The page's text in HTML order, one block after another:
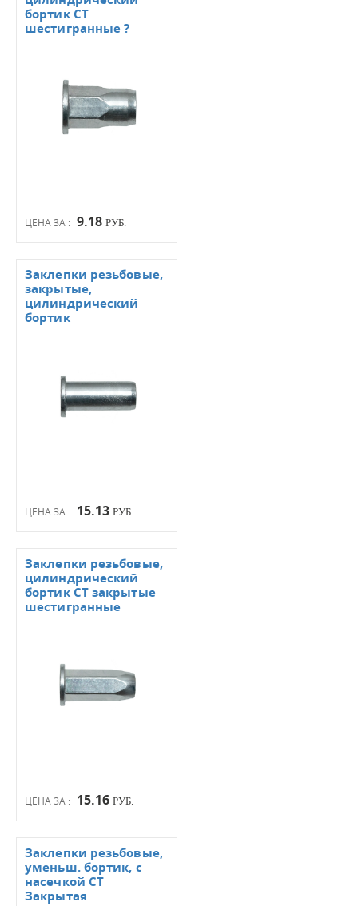
ЦЕНА ЗА : 9.18 РУБ.
бортик СТ
шестигранные ?
ЦЕНА ЗА : 15.13 РУБ.
Заклепки резьбовые,
закрытые,
цилиндрический
бортик
ЦЕНА ЗА : 15.16 РУБ.
Заклепки резьбовые,
цилиндрический
бортик СТ закрытые
шестигранные
Заклепки резьбовые,
уменьш. бортик, с
насечкой СТ
Закрытая